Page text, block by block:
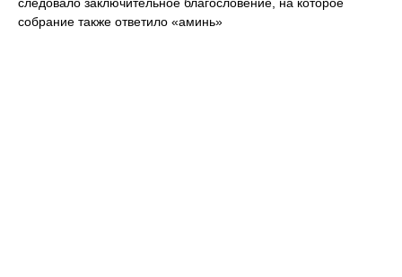
собрание также ответило «аминь»